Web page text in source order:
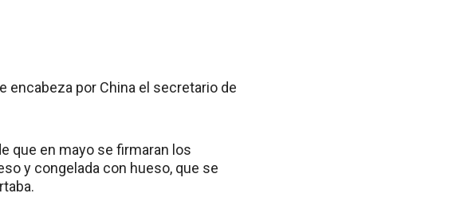
encabeza por China el secretario de
que en mayo se firmaran los
y congelada con hueso, que se